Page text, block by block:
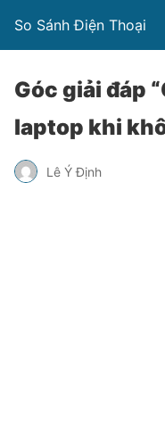
So Sánh Điện Thoại
Góc giải đáp
laptop khi
Lê Ý Định